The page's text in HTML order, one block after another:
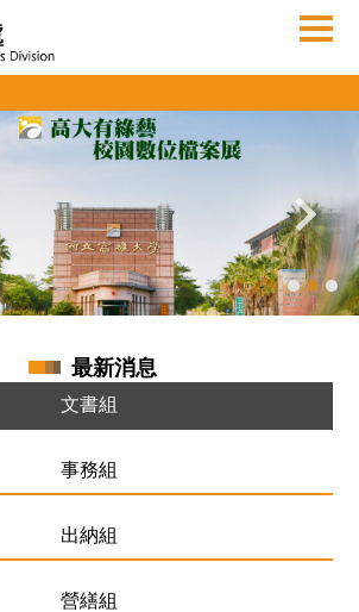
最新消息
文書組
事務組
出納組
營繕組